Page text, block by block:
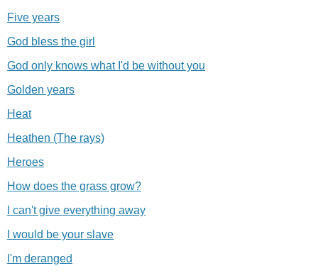
Five years
God bless the girl
God only knows what I'd be without you
Golden years
Heat
Heathen (The rays)
Heroes
How does the grass grow?
I can't give everything away
I would be your slave
I'm deranged